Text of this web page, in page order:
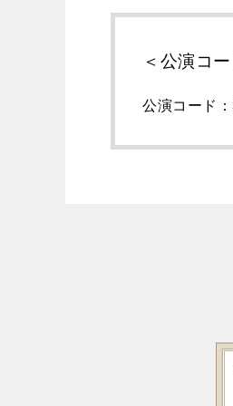
＜公演コ
公演コード